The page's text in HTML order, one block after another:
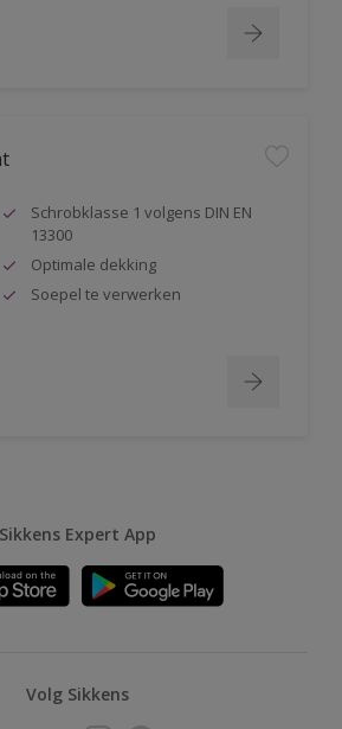
Schrobklasse 1 volgens DIN EN
13300
Optimale dekking
Soepel te verwerken
Sikkens Expert App
Volg Sikkens